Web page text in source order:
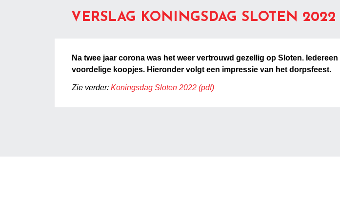
VERSLAG KONINGSDAG SLOTEN 2022
Na twee jaar corona was het weer vertrouwd gezellig op Sloten.
voordelige koopjes. Hieronder volgt een impressie van het dorpsfeest.
Zie verder: Koningsdag Sloten 2022 (pdf)